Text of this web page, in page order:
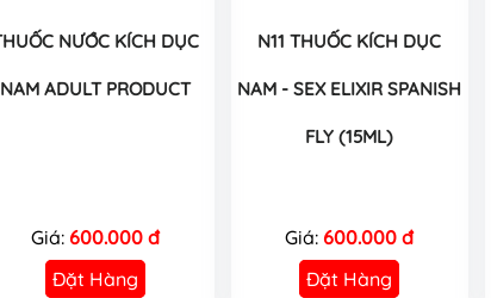
NƯỚC KÍCH DỤC
NAM ADULT PRODUCT
Giá: 600.000 đ
Đặt Hàng
N11 THUỐC KÍCH DỤC
NAM - SEX ELIXIR SPANISH
FLY (15ML)
Giá: 600.000 đ
Đặt Hàng